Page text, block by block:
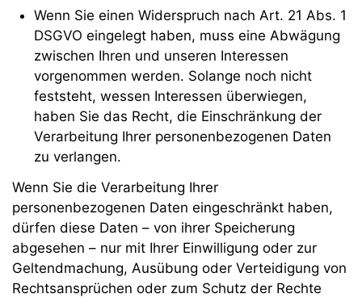
Wenn Sie einen Widerspruch nach Art. 21 Abs. 1
DSGVO eingelegt haben, muss eine Abwägung
zwischen Ihren und unseren Interessen
vorgenommen werden. Solange noch nicht
feststeht, wessen Interessen überwiegen,
haben Sie das Recht, die Einschränkung der
Verarbeitung Ihrer personenbezogenen Daten
zu verlangen.
Wenn Sie die Verarbeitung Ihrer
personenbezogenen Daten eingeschränkt haben,
dürfen diese Daten – von ihrer Speicherung
abgesehen – nur mit Ihrer Einwilligung oder zur
Geltendmachung, Ausübung oder Verteidigung von
Rechtsansprüchen oder zum Schutz der Rechte